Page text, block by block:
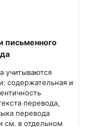
письменного
учитываются
содержательная и
перевода,
перевода
см. в отдельном